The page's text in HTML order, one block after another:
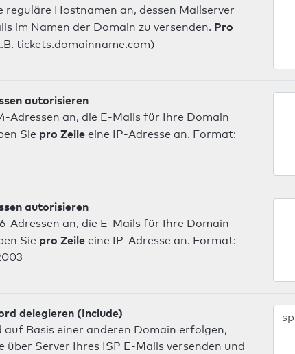
reguläre Hostnamen an, dessen Mailserver
im Namen der Domain zu versenden. Pro
tickets.domainname.com)
autorisieren
Adressen an, die E-Mails für Ihre Domain
Sie pro Zeile eine IP-Adresse an. Format:
autorisieren
Adressen an, die E-Mails für Ihre Domain
Sie pro Zeile eine IP-Adresse an. Format:
delegieren (Include)
auf Basis einer anderen Domain erfolgen,
über Server Ihres ISP E-Mails versenden und